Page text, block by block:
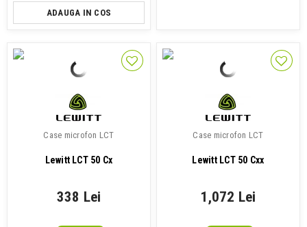
ADAUGA IN COS
Case microfon LCT
Lewitt LCT 50 Cx
338 Lei
Case microfon LCT
Lewitt LCT 50 Cxx
1,072 Lei